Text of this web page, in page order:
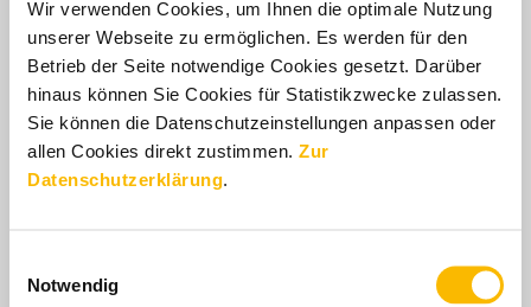
Wir verwenden Cookies, um Ihnen die optimale Nutzung
unserer Webseite zu ermöglichen. Es werden für den
Betrieb der Seite notwendige Cookies gesetzt. Darüber
hinaus können Sie Cookies für Statistikzwecke zulassen.
Sie können die Datenschutzeinstellungen anpassen oder
allen Cookies direkt zustimmen. Zur
Datenschutzerklärung
Notwendig
presse@civd.de